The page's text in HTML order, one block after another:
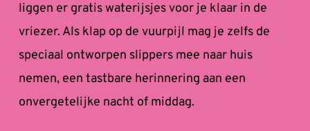
liggen er gratis waterijsjes voor je klaar in de
vriezer. Als klap op de vuurpijl
speciaal ontworpen slippers mee naar huis
nemen, een tastbare herinnering aan een
onvergetelijke nacht of middag.